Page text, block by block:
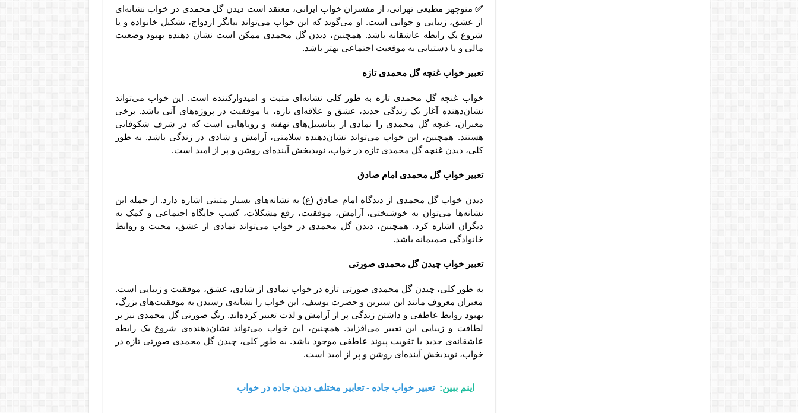
✅ منوچهر مطیعی تهرانی، از مفسران خواب ایرانی، معتقد است دیدن گل محمدی در خواب نشانه‌ای
از عشق، زیبایی و جوانی است. او می‌گوید که این خواب می‌تواند بیانگر ازدواج، تشکیل خانواده و یا
شروع یک رابطه عاشقانه باشد. همچنین، دیدن گل محمدی ممکن است نشان دهنده بهبود وضعیت
مالی و یا دستیابی به موقعیت اجتماعی بهتر باشد.
تعبیر خواب غنچه گل محمدی تازه
خواب غنچه گل محمدی تازه به طور کلی نشانه‌ای مثبت و امیدوارکننده است. این خواب می‌تواند
نشان‌دهنده آغاز یک زندگی جدید، عشق و علاقه‌ای تازه، یا موفقیت در پروژه‌های آتی باشد. برخی
معبران، غنچه گل محمدی را نمادی از پتانسیل‌های نهفته و رویاهایی است که در شرف شکوفایی
هستند. همچنین، این خواب می‌تواند نشان‌دهنده سلامتی، آرامش و شادی در زندگی باشد. به طور
کلی، دیدن غنچه گل محمدی تازه در خواب، نویدبخش آینده‌ای روشن و پر از امید است.
تعبیر خواب گل محمدی امام صادق
دیدن خواب گل محمدی از دیدگاه امام صادق (ع) به نشانه‌های بسیار مثبتی اشاره دارد. از جمله این
نشانه‌ها می‌توان به خوشبختی، آرامش، موفقیت، رفع مشکلات، کسب جایگاه اجتماعی و کمک به
دیگران اشاره کرد. همچنین، دیدن گل محمدی در خواب می‌تواند نمادی از عشق، محبت و روابط
خانوادگی صمیمانه باشد.
تعبیر خواب چیدن گل محمدی صورتی
به طور کلی، چیدن گل محمدی صورتی تازه در خواب نمادی از شادی، عشق، موفقیت و زیبایی است.
معبران معروف مانند ابن سیرین و حضرت یوسف، این خواب را نشانه‌ی رسیدن به موفقیت‌های بزرگ،
بهبود روابط عاطفی و داشتن زندگی پر از آرامش و لذت تعبیر کرده‌اند. رنگ صورتی گل محمدی نیز بر
لطافت و زیبایی این تعبیر می‌افزاید. همچنین، این خواب می‌تواند نشان‌دهنده‌ی شروع یک رابطه
عاشقانه‌ی جدید یا تقویت پیوند عاطفی موجود باشد. به طور کلی، چیدن گل محمدی صورتی تازه در
خواب، نویدبخش آینده‌ای روشن و پر از امید است.
اینم ببین: تعبیر خواب جاده - تعابیر مختلف دیدن جاده در خواب